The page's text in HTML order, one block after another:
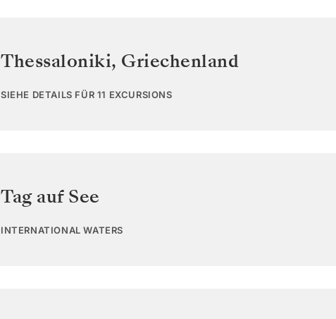
Thessaloniki, Griechenland
SIEHE DETAILS FÜR 11 EXCURSIONS
Tag auf See
INTERNATIONAL WATERS